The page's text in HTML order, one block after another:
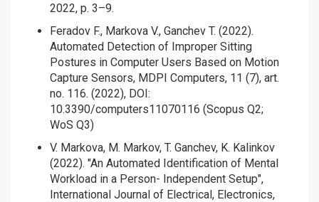
2022, p. 3–9.
Feradov F., Markova V., Ganchev T. (2022).
Automated Detection of Improper Sitting
Postures in Computer Users Based on Motion
Capture Sensors, MDPI Computers, 11 (7), art.
no. 116. (2022), DOI:
10.3390/computers11070116 (Scopus Q2;
WoS Q3)
V. Markova, M. Markov, T. Ganchev, K. Kalinkov
(2022). "An Automated Identification of Mental
Workload in a Person- Independent Setup",
International Journal of Electrical, Electronics,